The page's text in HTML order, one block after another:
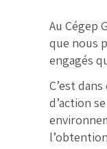
Au Cégep
que nous
engagés
C’est
d’action